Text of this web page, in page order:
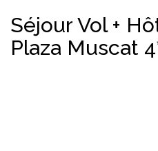
Séjour Vol +
Plaza Muscat